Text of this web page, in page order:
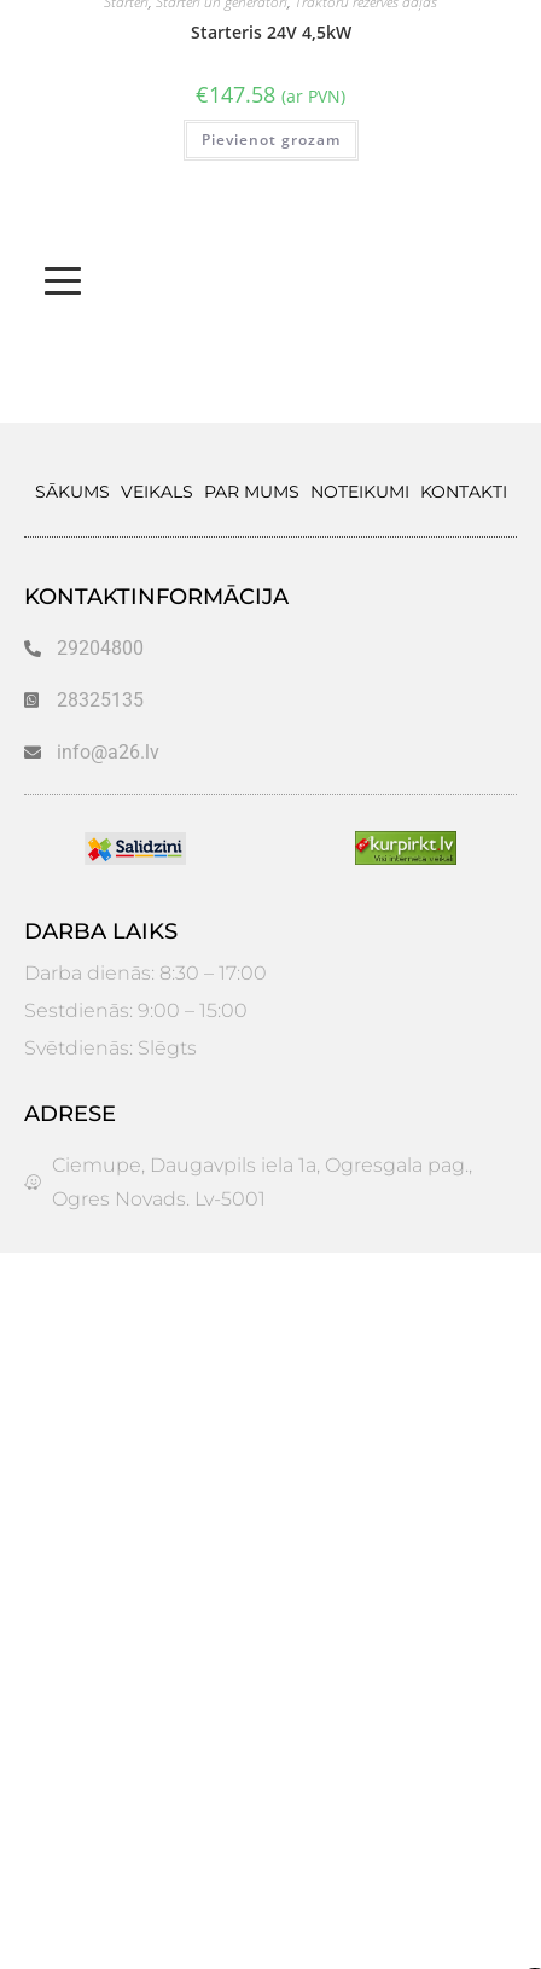
Starteris 24V 4,5kW
€147.58 (ar PVN)
Pievienot grozam
SĀKUMS VEIKALS PAR MUMS NOTEIKUMI KONTAKTI
KONTAKTINFORMĀCIJA
29204800
28325135
info@a26.lv
DARBA LAIKS
Darba dienās: 8:30 – 17:00
Sestdienās: 9:00 – 15:00
Svētdienās: Slēgts
ADRESE
Ciemupe, Daugavpils iela 1a, Ogresgala pag.,
Ogres Novads. Lv-5001